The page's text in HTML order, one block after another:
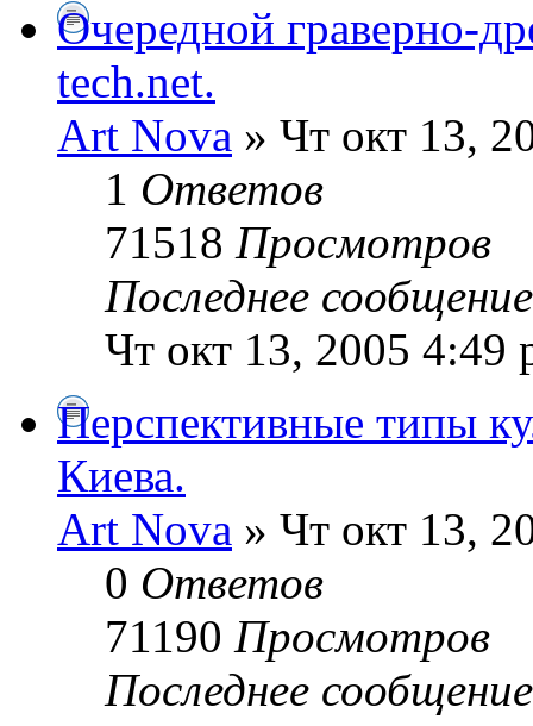
Очередной граверно-
tech.net.
Art Nova » Чт окт 13,
1 Ответов
71518 Просмотров
Последнее
Чт окт 13, 2005 4:49
Перспективные типы
Киева.
Art Nova » Чт окт 13,
0 Ответов
71190 Просмотров
Последнее